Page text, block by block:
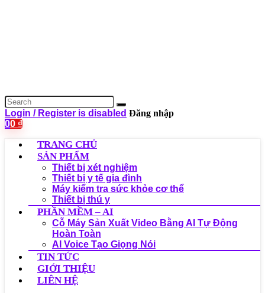
Login / Register is disabled Đăng nhập
00 ₫
TRANG CHỦ
SẢN PHẨM
Thiết bị xét nghiệm
Thiết bị y tế gia đình
Máy kiểm tra sức khỏe cơ thể
Thiết bị thú y
PHẦN MỀM – AI
Cỗ Máy Sản Xuất Video Bằng AI Tự Động
Hoàn Toàn
AI Voice Tạo Giọng Nói
TIN TỨC
GIỚI THIỆU
LIÊN HỆ